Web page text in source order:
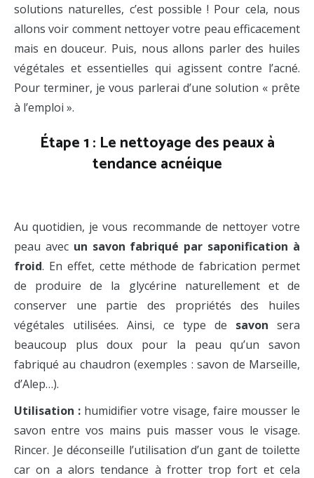
solutions naturelles, c’est possible ! Pour cela, nous
allons voir comment nettoyer votre peau efficacement
mais en douceur. Puis, nous allons parler des huiles
végétales et essentielles qui agissent contre l’acné.
Pour terminer, je vous parlerai d’une solution « prête
à l’emploi ».
Étape 1 : Le nettoyage des peaux à
tendance acnéique
Au quotidien, je vous recommande de nettoyer votre
peau avec un savon fabriqué par saponification à
froid. En effet, cette méthode de fabrication permet
de produire de la glycérine naturellement et de
conserver une partie des propriétés des huiles
végétales utilisées. Ainsi, ce type de savon sera
beaucoup plus doux pour la peau qu’un savon
fabriqué au chaudron (exemples : savon de Marseille,
d’Alep…).
Utilisation : humidifier votre visage, faire mousser le
savon entre vos mains puis masser vous le visage.
Rincer. Je déconseille l’utilisation d’un gant de toilette
car on a alors tendance à frotter trop fort et cela